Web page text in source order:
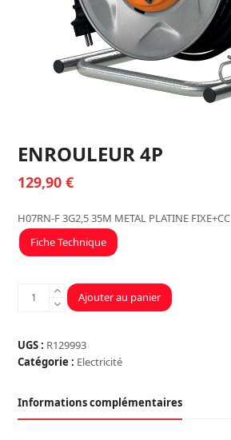
ENROULEUR 4P
129,90€
H07RN-F 3G2,5 35M METAL PLATINE FIXE+CC
Fiche Technique
quantité
4P
Ajouter au panier
UGS : R129993
Catégorie : Electricité
Informations complémentaires